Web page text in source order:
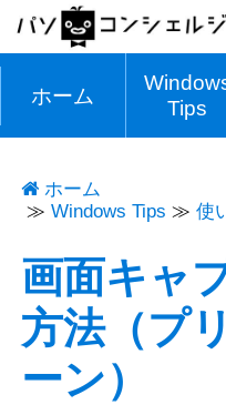
ホーム
Tips
ホーム
Windows Tips ≫ 使
画面キャ
方法（プ
ーン）